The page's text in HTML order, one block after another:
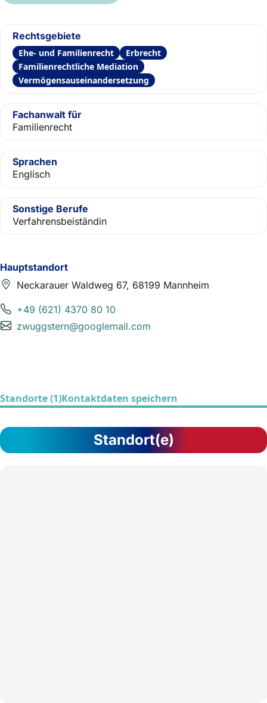
Hauptstandort
Neckarauer Waldweg 67, 68199 Mannheim
+49 (621) 4370 80 10
zwuggstern@googlemail.com
Rechtsgebiete
Ehe- und Familienrecht
Erbrecht
Familienrechtliche Mediation
Vermögensauseinandersetzung
Fachanwalt für
Familienrecht
Sprachen
Englisch
Sonstige Berufe
Verfahrensbeiständin
Standorte (1)Kontaktdaten speichern
Standort(e)